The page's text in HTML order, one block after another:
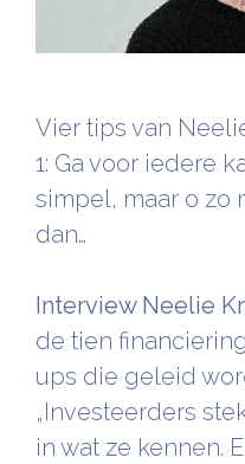
Vier tips van
1: Ga voor iedere
simpel, maar o zo
dan…
Interview Neelie
de tien
ups die geleid
„Investeerders
in wat ze kennen.